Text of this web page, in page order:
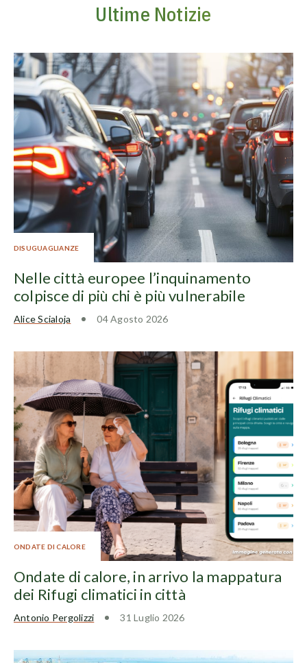
Ultime Notizie
DISUGUAGLIANZE
Nelle città europee l’inquinamento
colpisce di più chi è più vulnerabile
Alice Scialoja 04 Agosto 2026
ONDATE DI CALORE
Ondate di calore, in arrivo la mappatura
dei Rifugi climatici in città
Antonio Pergolizzi 31 Luglio 2026